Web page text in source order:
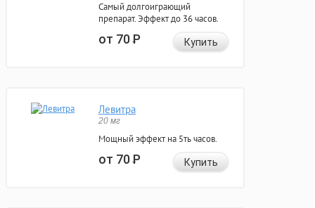
Самый долгоиграющий
препарат. Эффект до 36 часов.
от 70Р Купить
Левитра
20 мг
Мощный эффект на 5ть часов.
от 70Р Купить